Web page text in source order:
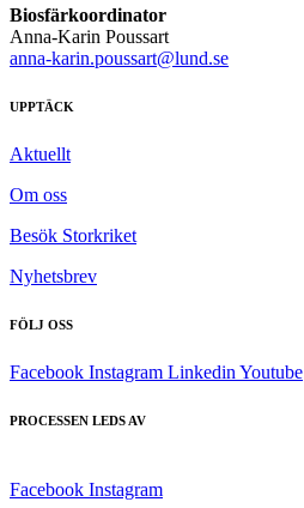
Biosfärkoordinator
Anna-Karin Poussart
anna-karin.poussart@lund.se
UPPTÄCK
Aktuellt
Om oss
Besök Storkriket
Nyhetsbrev
FÖLJ OSS
Facebook Instagram Linkedin Youtube
PROCESSEN LEDS AV
Facebook Instagram